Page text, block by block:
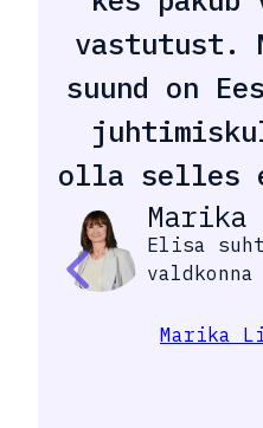
vastutust.
suund on
olla selles
Elisa
Marika